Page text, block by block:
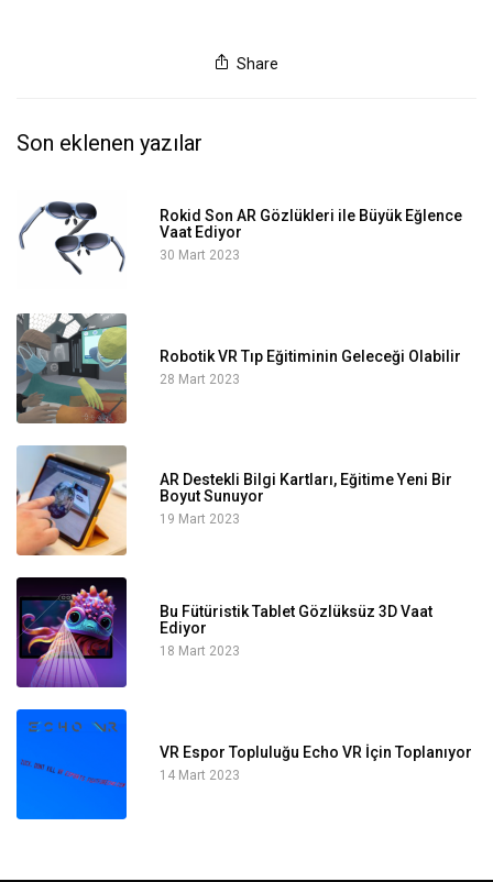
Share
Son eklenen yazılar
Rokid Son AR Gözlükleri ile Büyük Eğlence
Vaat Ediyor
30 Mart 2023
Robotik VR Tıp Eğitiminin Geleceği Olabilir
28 Mart 2023
AR Destekli Bilgi Kartları, Eğitime Yeni Bir
Boyut Sunuyor
19 Mart 2023
Bu Fütüristik Tablet Gözlüksüz 3D Vaat
Ediyor
18 Mart 2023
VR Espor Topluluğu Echo VR İçin Toplanıyor
14 Mart 2023